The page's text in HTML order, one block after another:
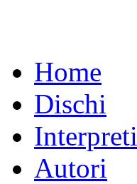
Home
Dischi
Interpreti
Autori